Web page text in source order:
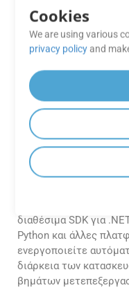
προσφέρουν
έξοδο για τις
μια απρόσκοπτη
Μπορώ να
διοχέτευση
εγγράφων;
Ναι, το API έχει
διαθέσιμα SDK για
Python και άλλες
ενεργοποιείτε
διάρκεια των
βημάτων
Cookies
We are using various
privacy policy and